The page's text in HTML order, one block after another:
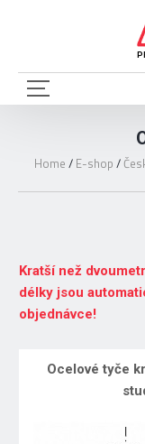
Home / E-shop /
Kratší než
délky jsou
objednávce!
Ocelové tyče